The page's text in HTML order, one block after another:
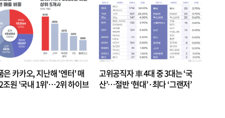
은 카카오, 지난해 '엔터' 매
조원 '국내 1위'…2위 하이브
고위공직자 車 4대 중 3대는 ‘국
산’…절반 ‘현대’·최다 ‘그랜저’